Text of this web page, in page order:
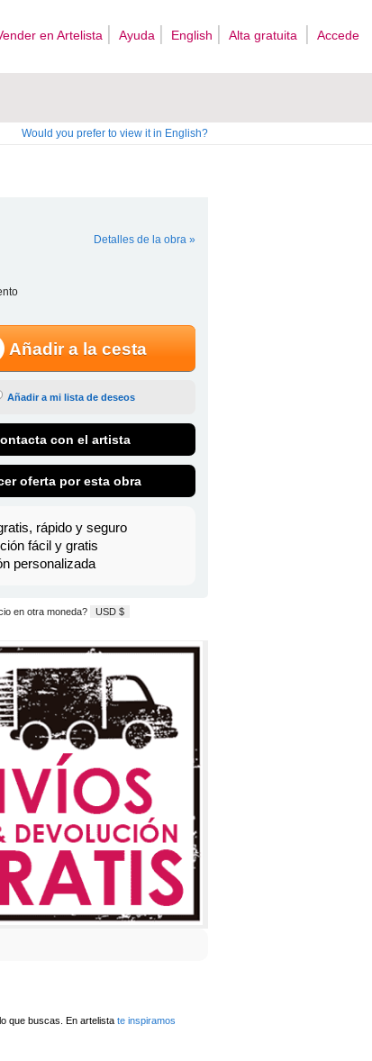
en Artelista Ayuda English Alta gratuita Accede
Would you prefer to view it in English?
Detalles de la obra »
Añadir a la cesta
Añadir a mi lista de deseos
con el artista
oferta por esta obra
rápido y seguro
fácil y gratis
personalizada
en otra moneda? USD $
que buscas. En artelista te inspiramos